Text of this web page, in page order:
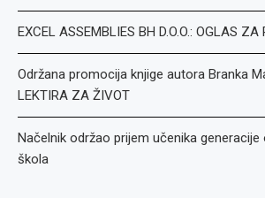
EXCEL ASSEMBLIES BH D.O.O.: OGLAS ZA
Održana promocija knjige autora Branka
LEKTIRA ZA ŽIVOT
Načelnik održao prijem učenika generacije
škola